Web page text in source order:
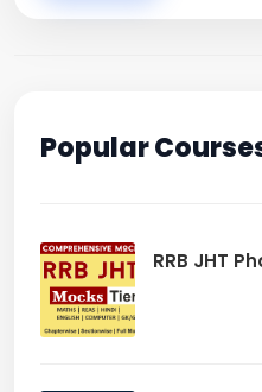
Popular
RRB JHT